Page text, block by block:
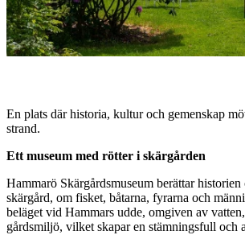
En plats där historia, kultur och gemenskap
strand.
Ett museum med rötter i skärgården
Hammarö Skärgårdsmuseum berättar
skärgård, om fisket, båtarna, fyrarna och
beläget vid Hammars udde, omgiven av
gårdsmiljö, vilket skapar en stämningsfull och